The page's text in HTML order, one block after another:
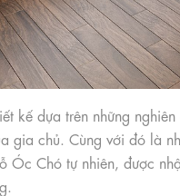
kế dựa trên những
gia chủ. Cùng với đó là
Óc Chó tự nhiên, được